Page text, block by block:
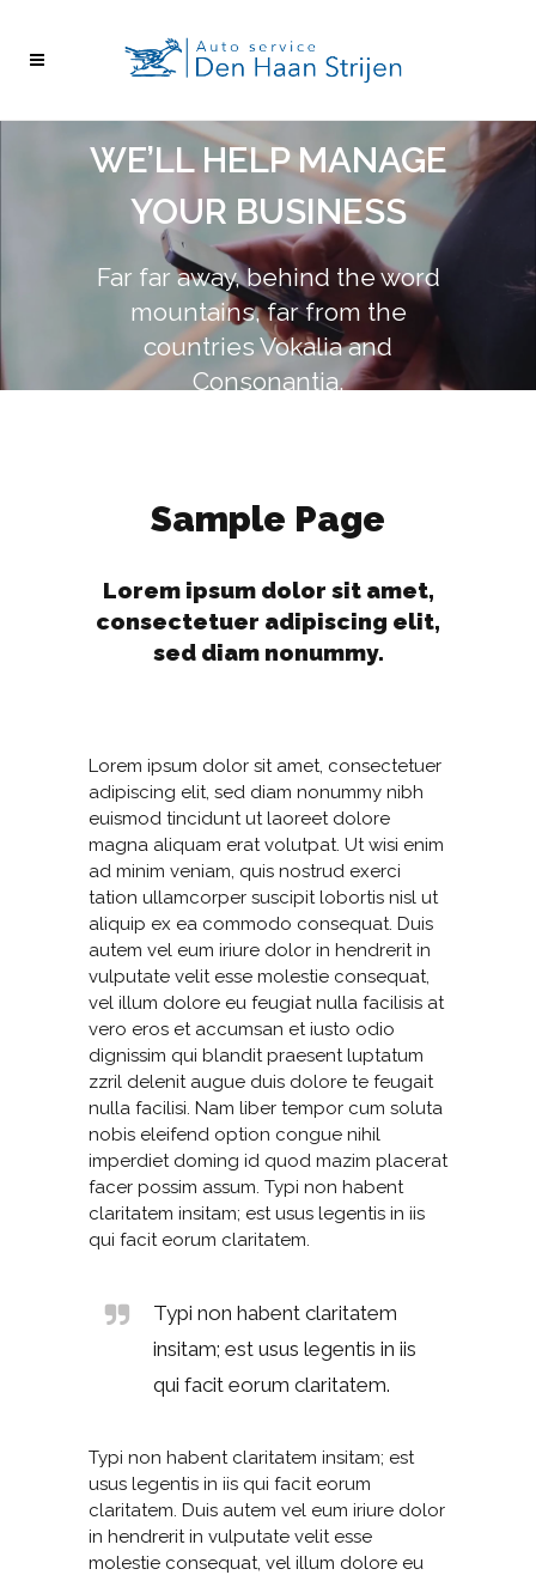
WE’LL HELP MANAGE
YOUR BUSINESS
Far far away, behind the word
mountains, far from the
countries Vokalia and
Consonantia,
Sample Page
Lorem ipsum dolor sit amet,
consectetuer adipiscing elit,
sed diam nonummy.
Lorem ipsum dolor sit amet, consectetuer
adipiscing elit, sed diam nonummy nibh
euismod tincidunt ut laoreet dolore
magna aliquam erat volutpat. Ut wisi enim
ad minim veniam, quis nostrud exerci
tation ullamcorper suscipit lobortis nisl ut
aliquip ex ea commodo consequat. Duis
autem vel eum iriure dolor in hendrerit in
vulputate velit esse molestie consequat,
vel illum dolore eu feugiat nulla facilisis at
vero eros et accumsan et iusto odio
dignissim qui blandit praesent luptatum
zzril delenit augue duis dolore te feugait
nulla facilisi. Nam liber tempor cum soluta
nobis eleifend option congue nihil
imperdiet doming id quod mazim placerat
facer possim assum. Typi non habent
claritatem insitam; est usus legentis in iis
qui facit eorum claritatem.
Typi non habent claritatem
insitam; est usus legentis in iis
qui facit eorum claritatem.
Typi non habent claritatem insitam; est
usus legentis in iis qui facit eorum
claritatem. Duis autem vel eum iriure dolor
in hendrerit in vulputate velit esse
molestie consequat, vel illum dolore eu